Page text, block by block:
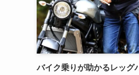
バイク乗りが助かるレッグ